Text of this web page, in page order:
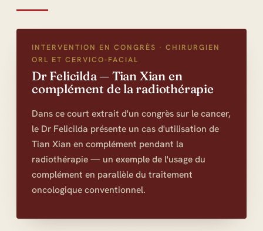
INTERVENTION EN CONGRÈS · CHIRURGIEN
ORL ET CERVICO-FACIAL
Dr Felicilda — Tian Xian en
complément de la radiothérapie
Dans ce court extrait d'un congrès sur le cancer,
le Dr Felicilda présente un cas d'utilisation de
Tian Xian en complément pendant la
radiothérapie — un exemple de l'usage du
complément en parallèle du traitement
oncologique conventionnel.